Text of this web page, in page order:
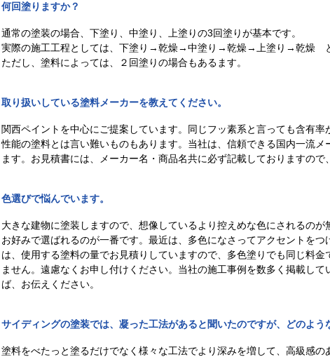
何回塗りますか？
通常の塗装の場合、下塗り、中塗り、上塗りの3回塗りが基本です。
実際の施工工程としては、下塗り→乾燥→中塗り→乾燥→上塗り→乾燥 と
ただし、塗料によっては、２回塗りの場合もあるます。
取り扱いしている塗料メーカーを教えてください。
関西ペイントを中心にご提案しています。同じフッ素系と言っても含有
性能の塗料とは言い難いものもあります。当社は、信頼できる国内一流
ます。お見積書には、メーカー名・商品名共に必ず記載しておりますので
色選びで悩んでいます。
大きな建物に塗装しますので、想像しているより控えめな色にされるの
お好みで選ばれるのが一番です。最近は、多色になさってアクセントを
は、使用する塗料の量でお見積りしていますので、多色塗りでも同じ料
ません。遠慮なくお申し付けください。当社の施工事例を数多く掲載し
ば、お伝えください。
サイディングの塗装では、凝った工法があると聞いたのですが、どのよう
塗料をべたっと塗るだけでなく様々な工法でより深みを増して、高級感